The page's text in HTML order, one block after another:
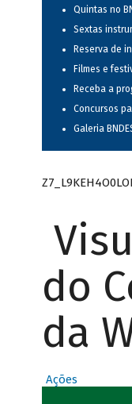
Quintas no
Sextas
Reserva de
Filmes e
Receba a
Concursos
Galeria
do
da
Ações